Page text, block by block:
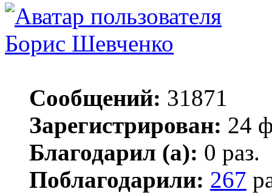
Борис Шевченко
Сообщений: 31871
Зарегистрирован: 24
Благодарил (а): 0 раз.
Поблагодарили: 267